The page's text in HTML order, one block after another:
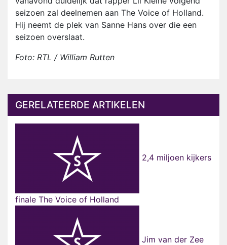
seizoen zal deelnemen aan The Voice of Holland.
Hij neemt de plek van Sanne Hans over die een
seizoen overslaat.
Foto: RTL / William Rutten
GERELATEERDE ARTIKELEN
2,4 miljoen kijkers
finale The Voice of Holland
Jim van der Zee